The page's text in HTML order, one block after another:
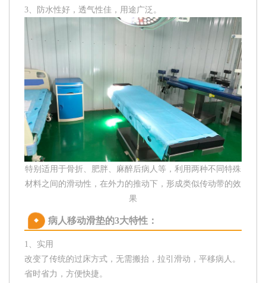
3、防水性好，透气性佳，用途广泛。
特别适用于骨折、肥胖、麻醉后病人等 ， 利 用两种不同特殊
材料之间的滑动性，在外力的推动下，形成类似传动带的效
果
病人移动滑垫的3大特性：
1、实用
改变了传统的过床方式，无需搬抬，拉引滑动，平移病人。
省时省力，方便快捷。